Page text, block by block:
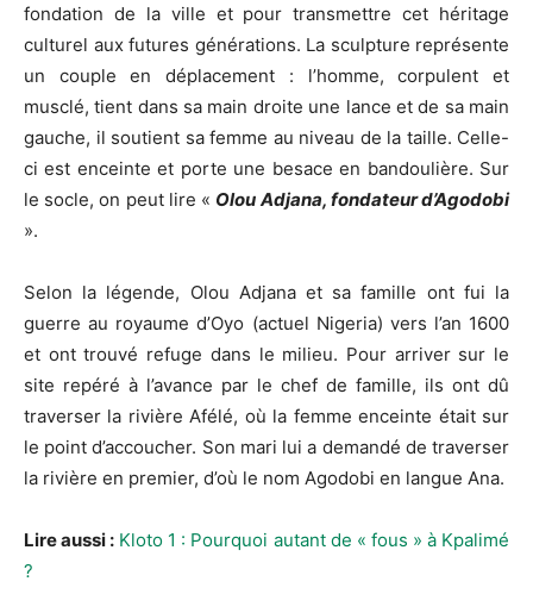
fondation de la ville et pour transmettre cet héritage
culturel aux futures générations. La sculpture représente
un couple en déplacement : l’homme, corpulent et
musclé, tient dans sa main droite une lance et de sa main
gauche, il soutient sa femme au niveau de la taille. Celle-
ci est enceinte et porte une besace en bandoulière. Sur
le socle, on peut lire « Olou Adjana, fondateur d’Agodobi
».
Selon la légende, Olou Adjana et sa famille ont fui la
guerre au royaume d’Oyo (actuel Nigeria) vers l’an 1600
et ont trouvé refuge dans le milieu. Pour arriver sur le
site repéré à l’avance par le chef de famille, ils ont dû
traverser la rivière Afélé, où la femme enceinte était sur
le point d’accoucher. Son mari lui a demandé de traverser
la rivière en premier, d’où le nom Agodobi en langue Ana.
Lire aussi : Kloto 1 : Pourquoi autant de « fous » à Kpalimé
?